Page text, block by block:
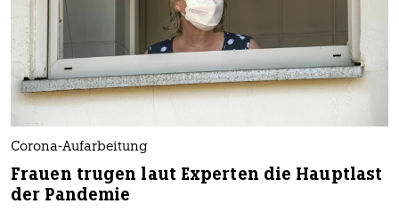
Corona-Aufarbeitung
Frauen trugen laut Experten die Hauptlast
der Pandemie